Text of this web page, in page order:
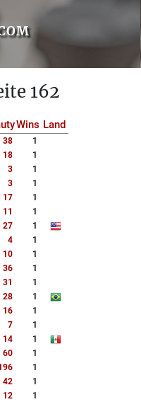
162
Wins Land
38
1
18
1
3
1
3
1
17
1
11
1
27
1
4
1
10
1
36
1
31
1
28
1
16
1
7
1
14
1
60
1
1
42
1
12
1